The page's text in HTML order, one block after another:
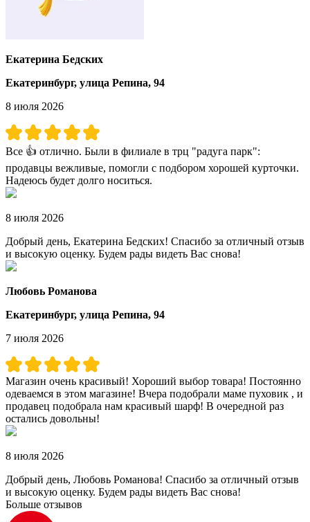
Екатерина Бедских
Екатеринбург, улица Репина, 94
8 июля 2026
Все 👍 отлично. Были в филиале в трц "радуга парк":
продавцы вежливые, помогли с подбором хорошей курточки.
Надеюсь будет долго носиться.
8 июля 2026
Добрый день, Екатерина Бедских! Спасибо за отличный отзыв
и высокую оценку. Будем рады видеть Вас снова!
Любовь Романова
Екатеринбург, улица Репина, 94
7 июля 2026
Магазин очень красивый! Хороший выбор товара! Постоянно
одеваемся в этом магазине! Вчера подобрали маме пуховик , и
продавец подобрала нам красивый шарф! В очередной раз
остались довольны!
8 июля 2026
Добрый день, Любовь Романова! Спасибо за отличный отзыв
и высокую оценку. Будем рады видеть Вас снова!
Больше отзывов